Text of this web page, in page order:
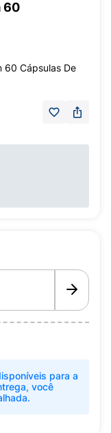
60
60 Cápsulas De
para a
você